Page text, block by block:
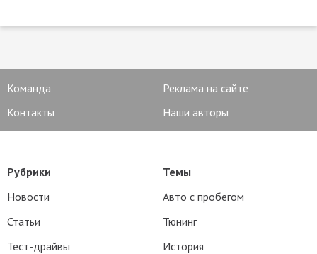
Команда
Реклама на сайте
Контакты
Наши авторы
Рубрики
Новости
Статьи
Тест-драйвы
Темы
Авто с пробегом
Тюнинг
История